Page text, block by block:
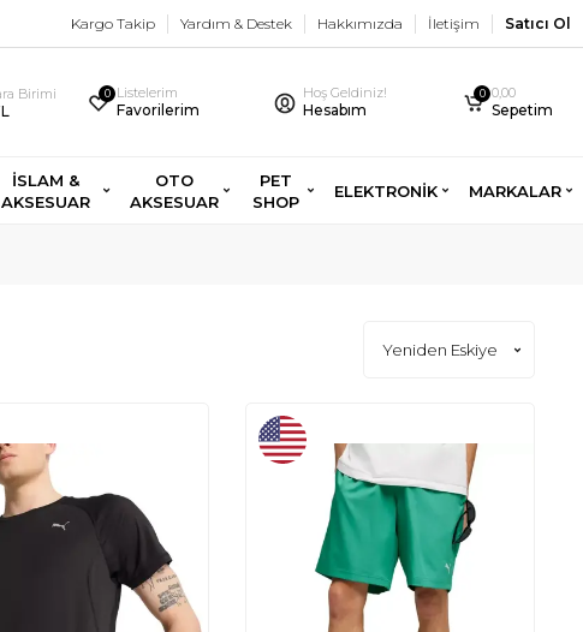
Kargo Takip Yardım & Destek Hakkımızda İletişim Satıcı Ol
Birimi 0 Listelerim
Favorilerim
Hoş Geldiniz!
Hesabım
0 0,00
Sepetim
İSLAM &
AKSESUAR
OTO
AKSESUAR
PET
SHOP
ELEKTRONİK MARKALAR